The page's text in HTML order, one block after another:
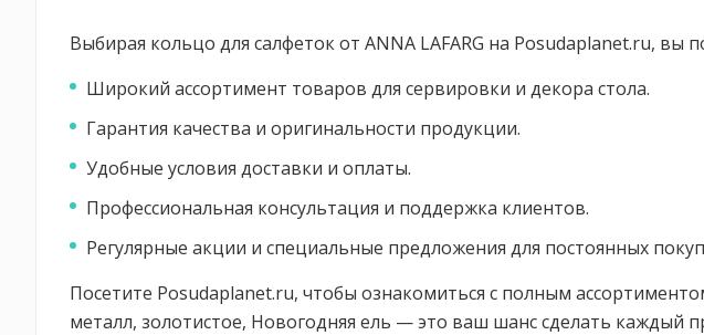
Выбирая кольцо для салфеток от ANNA LAFARG на Posudaplanet.ru,
Широкий ассортимент товаров для сервировки и декора стола.
Гарантия качества и оригинальности продукции.
Удобные условия доставки и оплаты.
Профессиональная консультация и поддержка клиентов.
Регулярные акции и специальные предложения для постоянных
Посетите Posudaplanet.ru, чтобы ознакомиться с полным
металл, золотистое, Новогодняя ель — это ваш шанс сделать